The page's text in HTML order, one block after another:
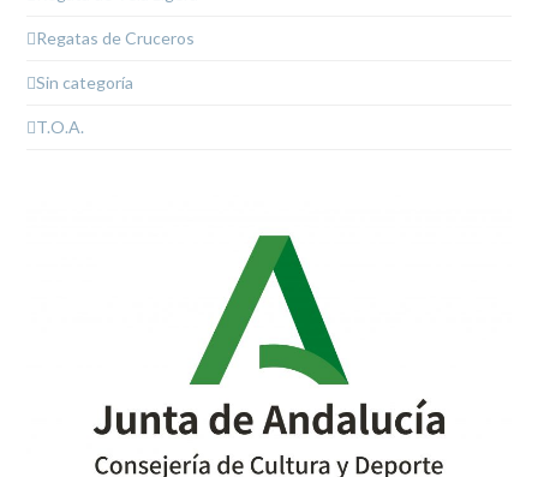
Regatas de Cruceros
Sin categoría
T.O.A.